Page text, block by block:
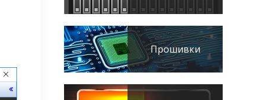
Прошивки